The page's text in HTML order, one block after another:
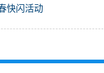
快闪活动